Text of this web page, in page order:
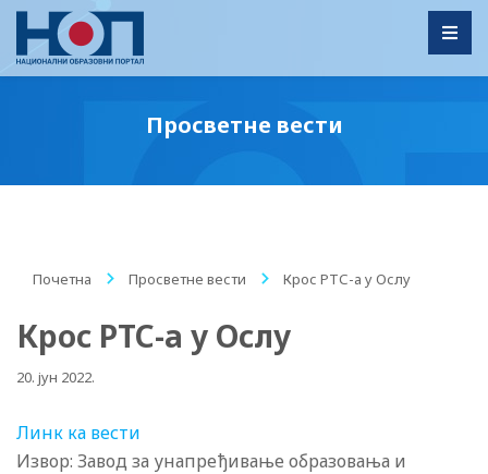
Просветне вести
Почетна / Просветне вести / Крос РТС-а у Ослу
Крос РТС-а у Ослу
20. јун 2022.
Линк ка вести
Извор: Завод за унапређивање образовања и